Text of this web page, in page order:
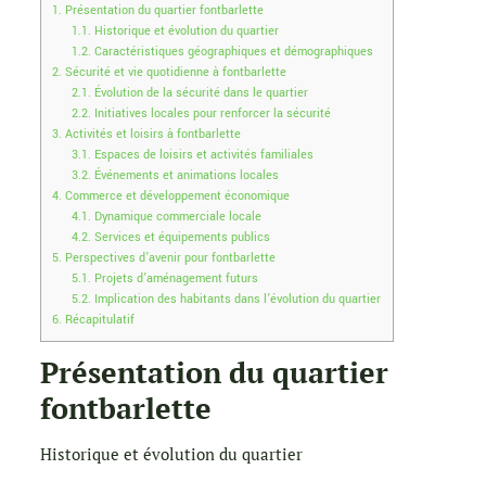
1. Présentation du quartier fontbarlette
1.1. Historique et évolution du quartier
1.2. Caractéristiques géographiques et démographiques
2. Sécurité et vie quotidienne à fontbarlette
2.1. Évolution de la sécurité dans le quartier
2.2. Initiatives locales pour renforcer la sécurité
3. Activités et loisirs à fontbarlette
3.1. Espaces de loisirs et activités familiales
3.2. Événements et animations locales
4. Commerce et développement économique
4.1. Dynamique commerciale locale
4.2. Services et équipements publics
5. Perspectives d’avenir pour fontbarlette
5.1. Projets d’aménagement futurs
5.2. Implication des habitants dans l’évolution du quartier
6. Récapitulatif
Présentation du quartier
fontbarlette
Historique et évolution du quartier